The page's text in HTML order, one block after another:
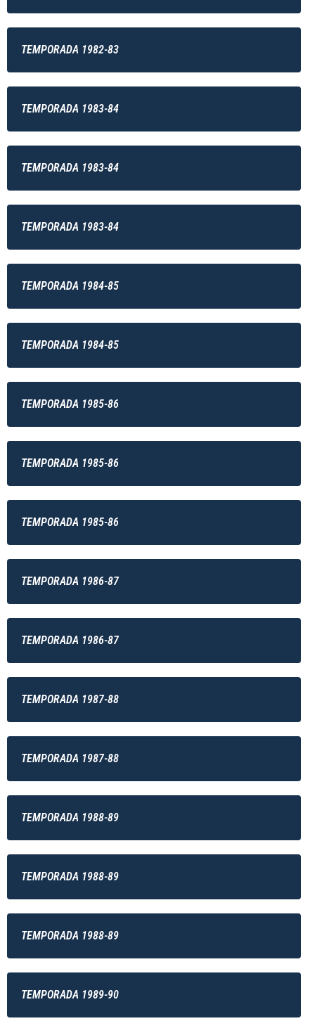
TEMPORADA 1982-83
TEMPORADA 1983-84
TEMPORADA 1983-84
TEMPORADA 1983-84
TEMPORADA 1984-85
TEMPORADA 1984-85
TEMPORADA 1985-86
TEMPORADA 1985-86
TEMPORADA 1985-86
TEMPORADA 1986-87
TEMPORADA 1986-87
TEMPORADA 1987-88
TEMPORADA 1987-88
TEMPORADA 1988-89
TEMPORADA 1988-89
TEMPORADA 1988-89
TEMPORADA 1989-90